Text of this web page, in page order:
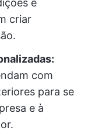
e
criar
com
para se
e à